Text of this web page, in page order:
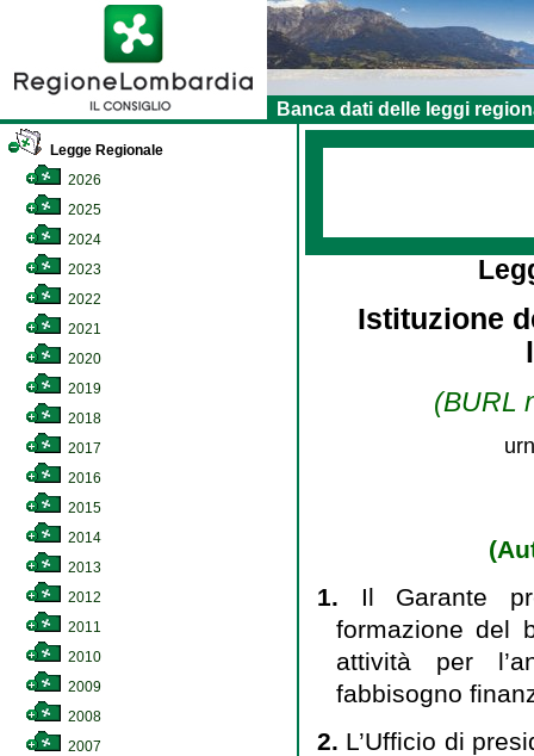
Banca dati delle leggi
Legge Regionale
2026
2025
2024
2023
2022
2021
2020
2019
2018
2017
2016
2015
2014
2013
2012
2011
2010
2009
2008
2007
Istituzione
(BURL
1.
Il Garante
formazione del
attività per
fabbisogno
2. L’Ufficio di